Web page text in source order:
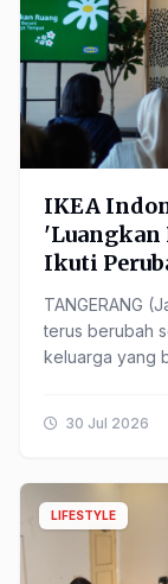
IKEA
'Luangkan
Ikuti
TANGERANG
terus berubah
keluarga yang
30 Jul 2026
LIFESTYLE